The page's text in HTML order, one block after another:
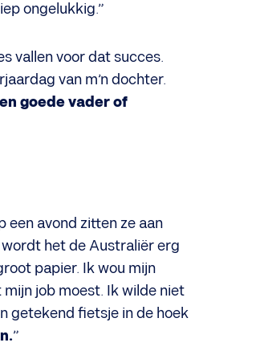
ongelukkig.”
vallen voor dat succes.
van m’n dochter.
goede vader of
een avond zitten ze aan
het de Australiër erg
papier. Ik wou mijn
job moest. Ik wilde niet
getekend fietsje in de hoek
”